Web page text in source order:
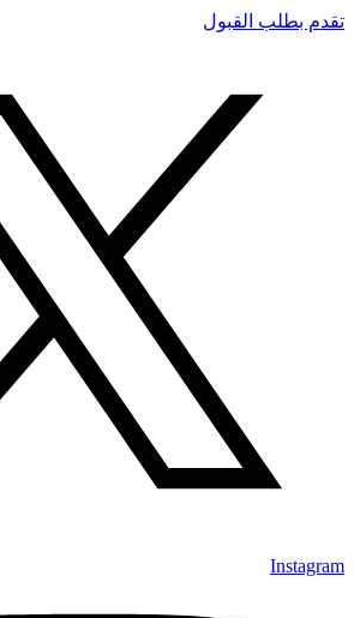
تقدم بطلب القبول
Instagram